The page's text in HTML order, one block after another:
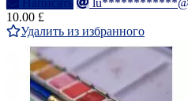
10.00 £
Удалить из избранного